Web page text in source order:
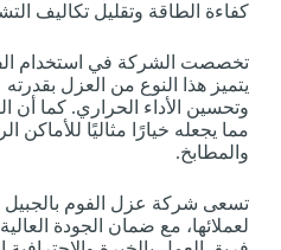
كفاءة الطاقة وتقليل تكاليف
تخصصت الشركة في استخدام
يتميز هذا النوع من العزل
وتحسين الأداء الحراري. كما أن
مما يجعله خيارًا مثاليًا للأماكن
والمطابخ.
تسعى شركة عزل الفوم بالجبيل
لعملائها، مع ضمان الجودة